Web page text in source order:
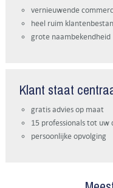
vernieuwende
heel ruim
grote naambekendheid
Klant staat
gratis advies op maat
15 professionals tot uw
persoonlijke opvolging